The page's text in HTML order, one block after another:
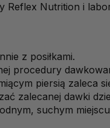
Reflex Nutrition i
z posiłkami.
procedury
piersią zaleca
zalecanej dawki
suchym